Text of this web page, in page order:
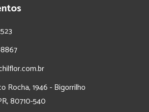
Rocha, 1946 - Bigorrilho
80710-540